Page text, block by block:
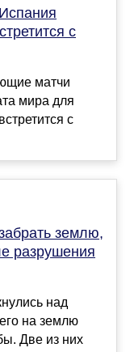
с
матчи
мира для
с
землю,
разрушения
над
на землю
Две из них